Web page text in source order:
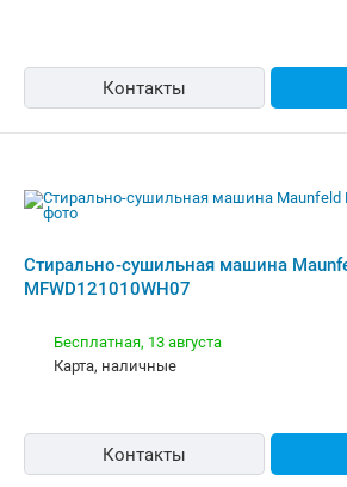
Контакты
Стирально-сушильная машина
MFWD121010WH07
Бесплатная, 13 августа
карта, наличные
Контакты